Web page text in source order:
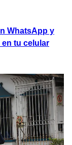
WhatsApp y
tu celular